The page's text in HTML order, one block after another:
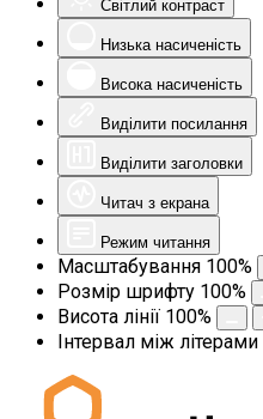
Світлий контраст
Низька насиченість
Висока насиченість
Виділити посилання
Виділити заголовки
Читач з екрана
Режим читання
Масштабування 100%
Розмір шрифту 100%
Висота лінії 100%
Інтервал між літерами